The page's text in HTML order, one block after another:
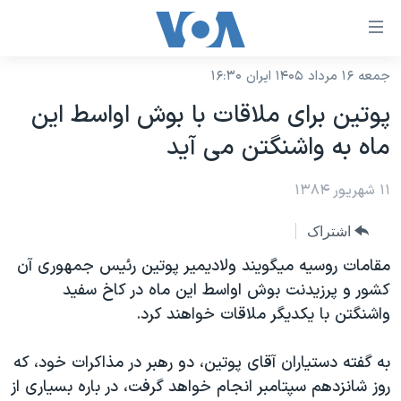
لینکهای
دسترسی
جهش
به
محتوای
اصلی
جهش
صفحه
اصلی
جهش
به
جستجو
نسخه سبک وب‌سایت
موضوع ها
ایران
آمریکا
جهان
ورزشی
گزیده‌ها
ویژه برنامه‌ها
ویدیوها
برنامه های تلویزیونی
جدول برنامه ها
صفحه‌های ویژه
جام جهانی ۲۰۲۶
عملیات خشم حماسی
۲۵۰سالگی آمریکا
بایگانی برنامه‌های تلویزیونی
فرکانس‌های صدای آمریکا
پخش رادیویی
یادگیری زبان انگلیسی
جمعه ۱۶ مرداد ۱۴۰۵ ایران ۱۶:۳۰
پوتين برای ملاقات با بوش اواسط اين
ماه به واشنگتن می آيد
۱۱ شهریور ۱۳۸۴
اشتراک
مقامات روسيه ميگويند ولاديمير پوتين رئيس جمهوری آن
کشور و پرزيدنت بوش اواسط اين ماه در کاخ سفيد
واشنگتن با يکديگر ملاقات خواهند کرد.
به گفته دستياران آقای پوتين، دو رهبر در مذاکرات خود، که
روز شانزدهم سپتامبر انجام خواهد گرفت، در باره بسياری از